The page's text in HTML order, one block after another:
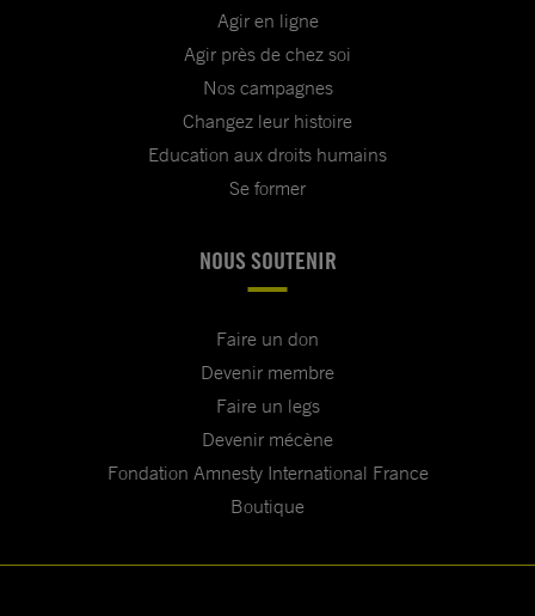
Agir en ligne
Agir près de chez soi
Nos campagnes
Changez leur histoire
Education aux droits humains
Se former
NOUS SOUTENIR
Faire un don
Devenir membre
Faire un legs
Devenir mécène
Fondation Amnesty International France
Boutique